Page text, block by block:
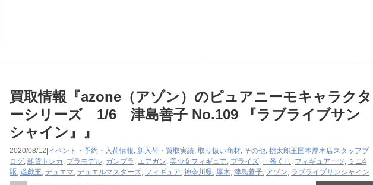
買取情報『azone（アゾン）のピュアニーモキャラクタ
ーシリーズ 1/6 津島善子 ​No.109 ​『ラブライブサン
シャイン』』
2020/08/12| イベント・予約・入荷情報, 新入荷・買取実績, 取り扱い商材, その他, 桃太郎王国本厚木店スタッフブ
ログ, 雑貨 トレカ , プラモデル, ガンプラ , エアガン, 美少女フィギュア, プライズ, 一番くじ , フィギュアーツ, ミニ4
駆, 遊戯王, デュエマ, デュエルマスターズ, フィギュア, 神奈川県, 厚木, 津島善子, アゾン, ラブライブサンシャイン